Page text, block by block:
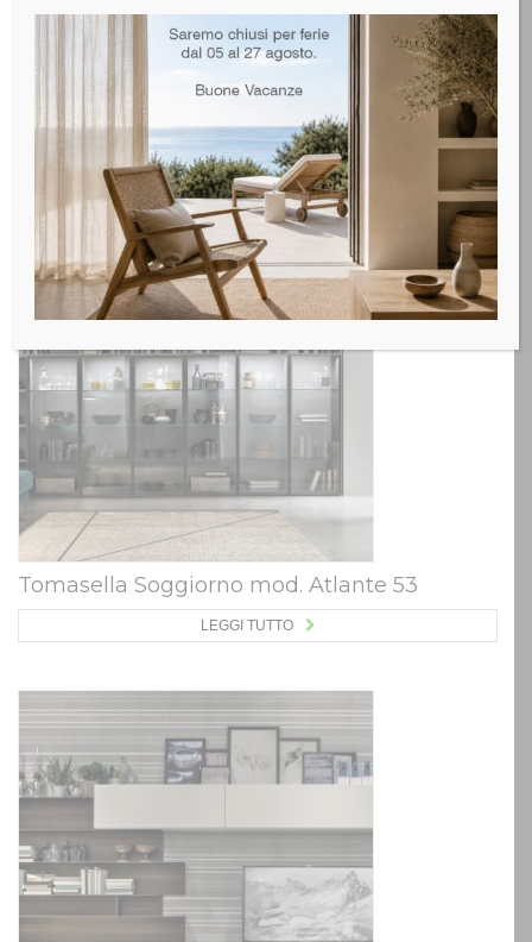
Tomasella Soggiorno mod. Atlante 4
LEGGI TUTTO
Tomasella Soggiorno mod. Atlante 53
LEGGI TUTTO